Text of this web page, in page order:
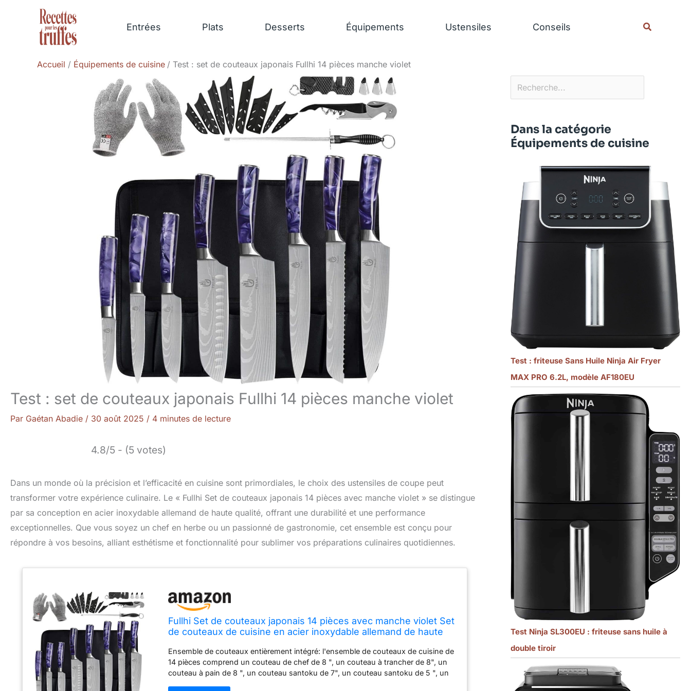
Entrées Plats Desserts Équipements Ustensiles Conseils
Accueil Équipements de cuisine Test : set de couteaux japonais Fullhi 14 pièces manche violet
Test : set de couteaux japonais Fullhi 14 pièces manche violet
Par Gaétan Abadie / 30 août 2025 / 4 minutes de lecture
4.8/5 - (5 votes)
Dans un monde où la précision et l’efficacité en cuisine sont primordiales, le choix des ustensiles de coupe peut
transformer votre expérience culinaire. Le « Fullhi Set de couteaux japonais 14 pièces avec manche violet » se distingue
par sa conception en acier inoxydable allemand de haute qualité, offrant une durabilité et une performance
exceptionnelles. Que vous soyez un chef en herbe ou un passionné de gastronomie, cet ensemble est conçu pour
répondre à vos besoins, alliant esthétisme et fonctionnalité pour sublimer vos préparations culinaires quotidiennes.
Fullhi Set de couteaux japonais 14 pièces avec manche violet Set
de couteaux de cuisine en acier inoxydable allemand de haute
Ensemble de couteaux entièrement intégré: l'ensemble de couteaux de cuisine de
14 pièces comprend un couteau de chef de 8 ", un couteau à trancher de 8", un
couteau à pain de 8 ", un couteau santoku de 7", un couteau santoku de 5 ", un
Dans la catégorie
Équipements de cuisine
Test : friteuse Sans Huile Ninja Air Fryer
MAX PRO 6.2L, modèle AF180EU
Test Ninja SL300EU : friteuse sans huile à
double tiroir